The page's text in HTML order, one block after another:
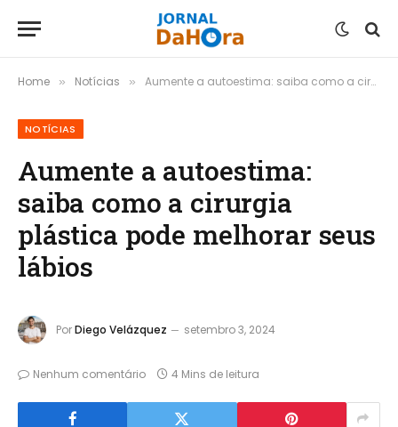
Home » Notícias » Aumente a autoestima: saiba como a cirurgia plástica pode melhorar seus lábios
NOTÍCIAS
Aumente a autoestima:
saiba como a cirurgia
plástica pode melhorar seus
lábios
PorDiego Velázquez setembro 3, 2024
Nenhum comentário 4 Mins de leitura